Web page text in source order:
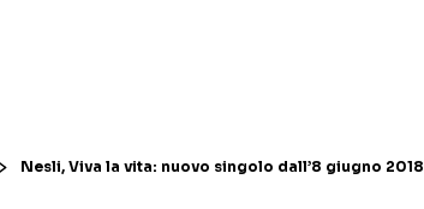
Nesli, Viva la vita: nuovo singolo dall’8 giugno 2018